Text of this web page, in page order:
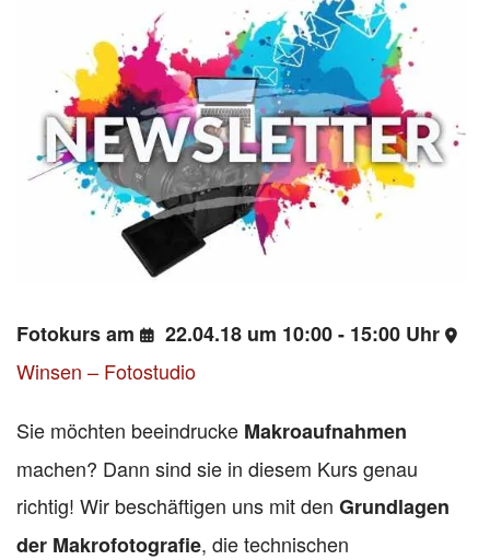
Fotokurs am
22.04.18 um 10:00 - 15:00 Uhr
Winsen – Fotostudio
Sie möchten beeindrucke Makroaufnahmen
machen? Dann sind sie in diesem Kurs genau
richtig! Wir beschäftigen uns mit den Grundlagen
der Makrofotografie, die technischen